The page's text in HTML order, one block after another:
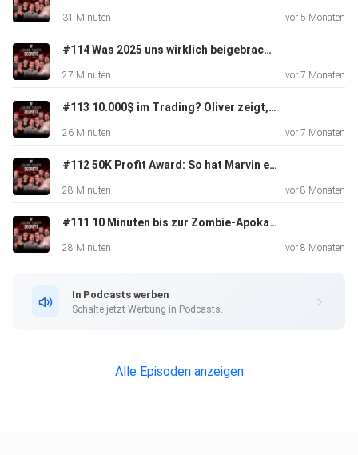
31 Minuten vor 5 Monaten
#114 Was 2025 uns wirklich beigebracht hat – und wie du 2026 sauber neu startest
27 Minuten vor 7 Monaten
#113 10.000$ im Trading? Oliver zeigt, wie’s geht!
26 Minuten vor 7 Monaten
#112 50K Profit Award: So hat Marvin es geschafft
28 Minuten vor 8 Monaten
#111 10 Minuten bis zur Zombie-Apokalypse – Was tun?
28 Minuten vor 8 Monaten
In Podcasts werben
Schalte jetzt Werbung in Podcasts.
Alle Episoden anzeigen